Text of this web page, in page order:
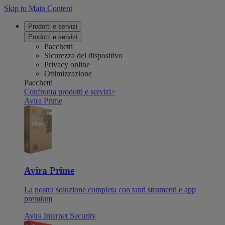
Skip to Main Content
Prodotti e servizi
Prodotti e servizi
Pacchetti
Sicurezza del dispositivo
Privacy online
Ottimizzazione
Pacchetti
Confronta prodotti e servizi>
Avira Prime
Avira Prime
La nostra soluzione completa con tanti strumenti e app
premium
Avira Internet Security